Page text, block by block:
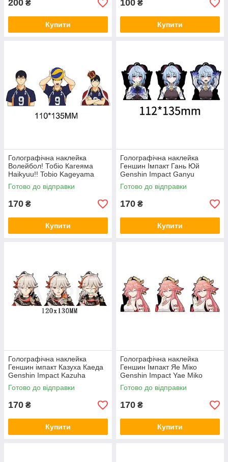
200 ₴
Купити
100 ₴
Купити
Голографічна наклейка
Волейбол! Тобіо Кагеяма
Haikyuu!! Tobio Kageyama
Готово до відправки
170 ₴
Купити
Голографічна наклейка
Геншин Імпакт Гань Юй
Genshin Impact Ganyu
112x135 мм
Готово до відправки
170 ₴
Купити
Голографічна наклейка
Геншин імпакт Казуха Каеда
Genshin Impact Kazuha
Kaeda 120x130 мм
Готово до відправки
170 ₴
Купити
Голографічна наклейка
Геншин Імпакт Яе Міко
Genshin Impact Yae Miko
109x130 мм
Готово до відправки
170 ₴
Купити